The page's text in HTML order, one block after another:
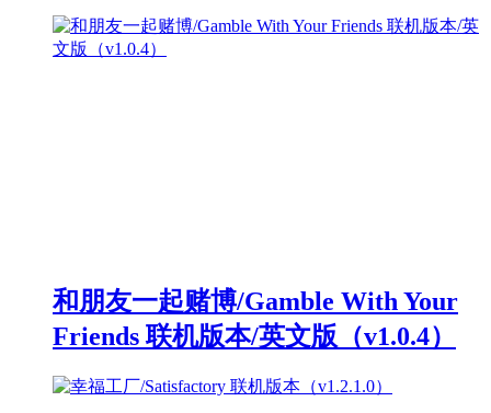
和朋友一起赌博/Gamble With Your
Friends 联机版本/英文版（v1.0.4）